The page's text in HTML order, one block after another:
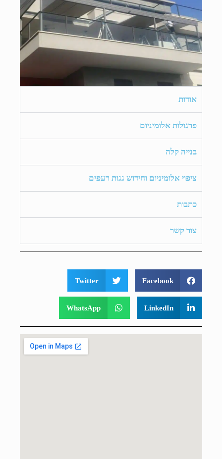
אודות
פרגולות אלומיניום
בנייה קלה
ציפוי אלומיניום וחידוש גגות רעפים
כתבות
צור קשר
Facebook
Twitter
LinkedIn
WhatsApp